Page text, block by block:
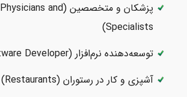
پزشکان و متخصصین (Physicians and
Specialists)
توسعه‌دهنده نرم‌افزار (Software Developer)
آشپزی و کار در رستوران (Restaurants)